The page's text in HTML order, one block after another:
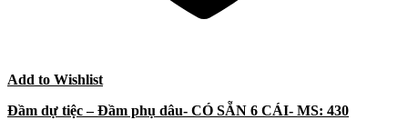
Add to Wishlist
Đầm dự tiệc – Đầm phụ dâu- CÓ SẴN 6 CÁI- MS: 430